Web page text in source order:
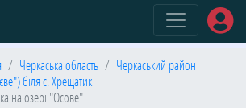
Черкаська область
Черкаський район
біля с. Хрещатик
на озері "Осове"